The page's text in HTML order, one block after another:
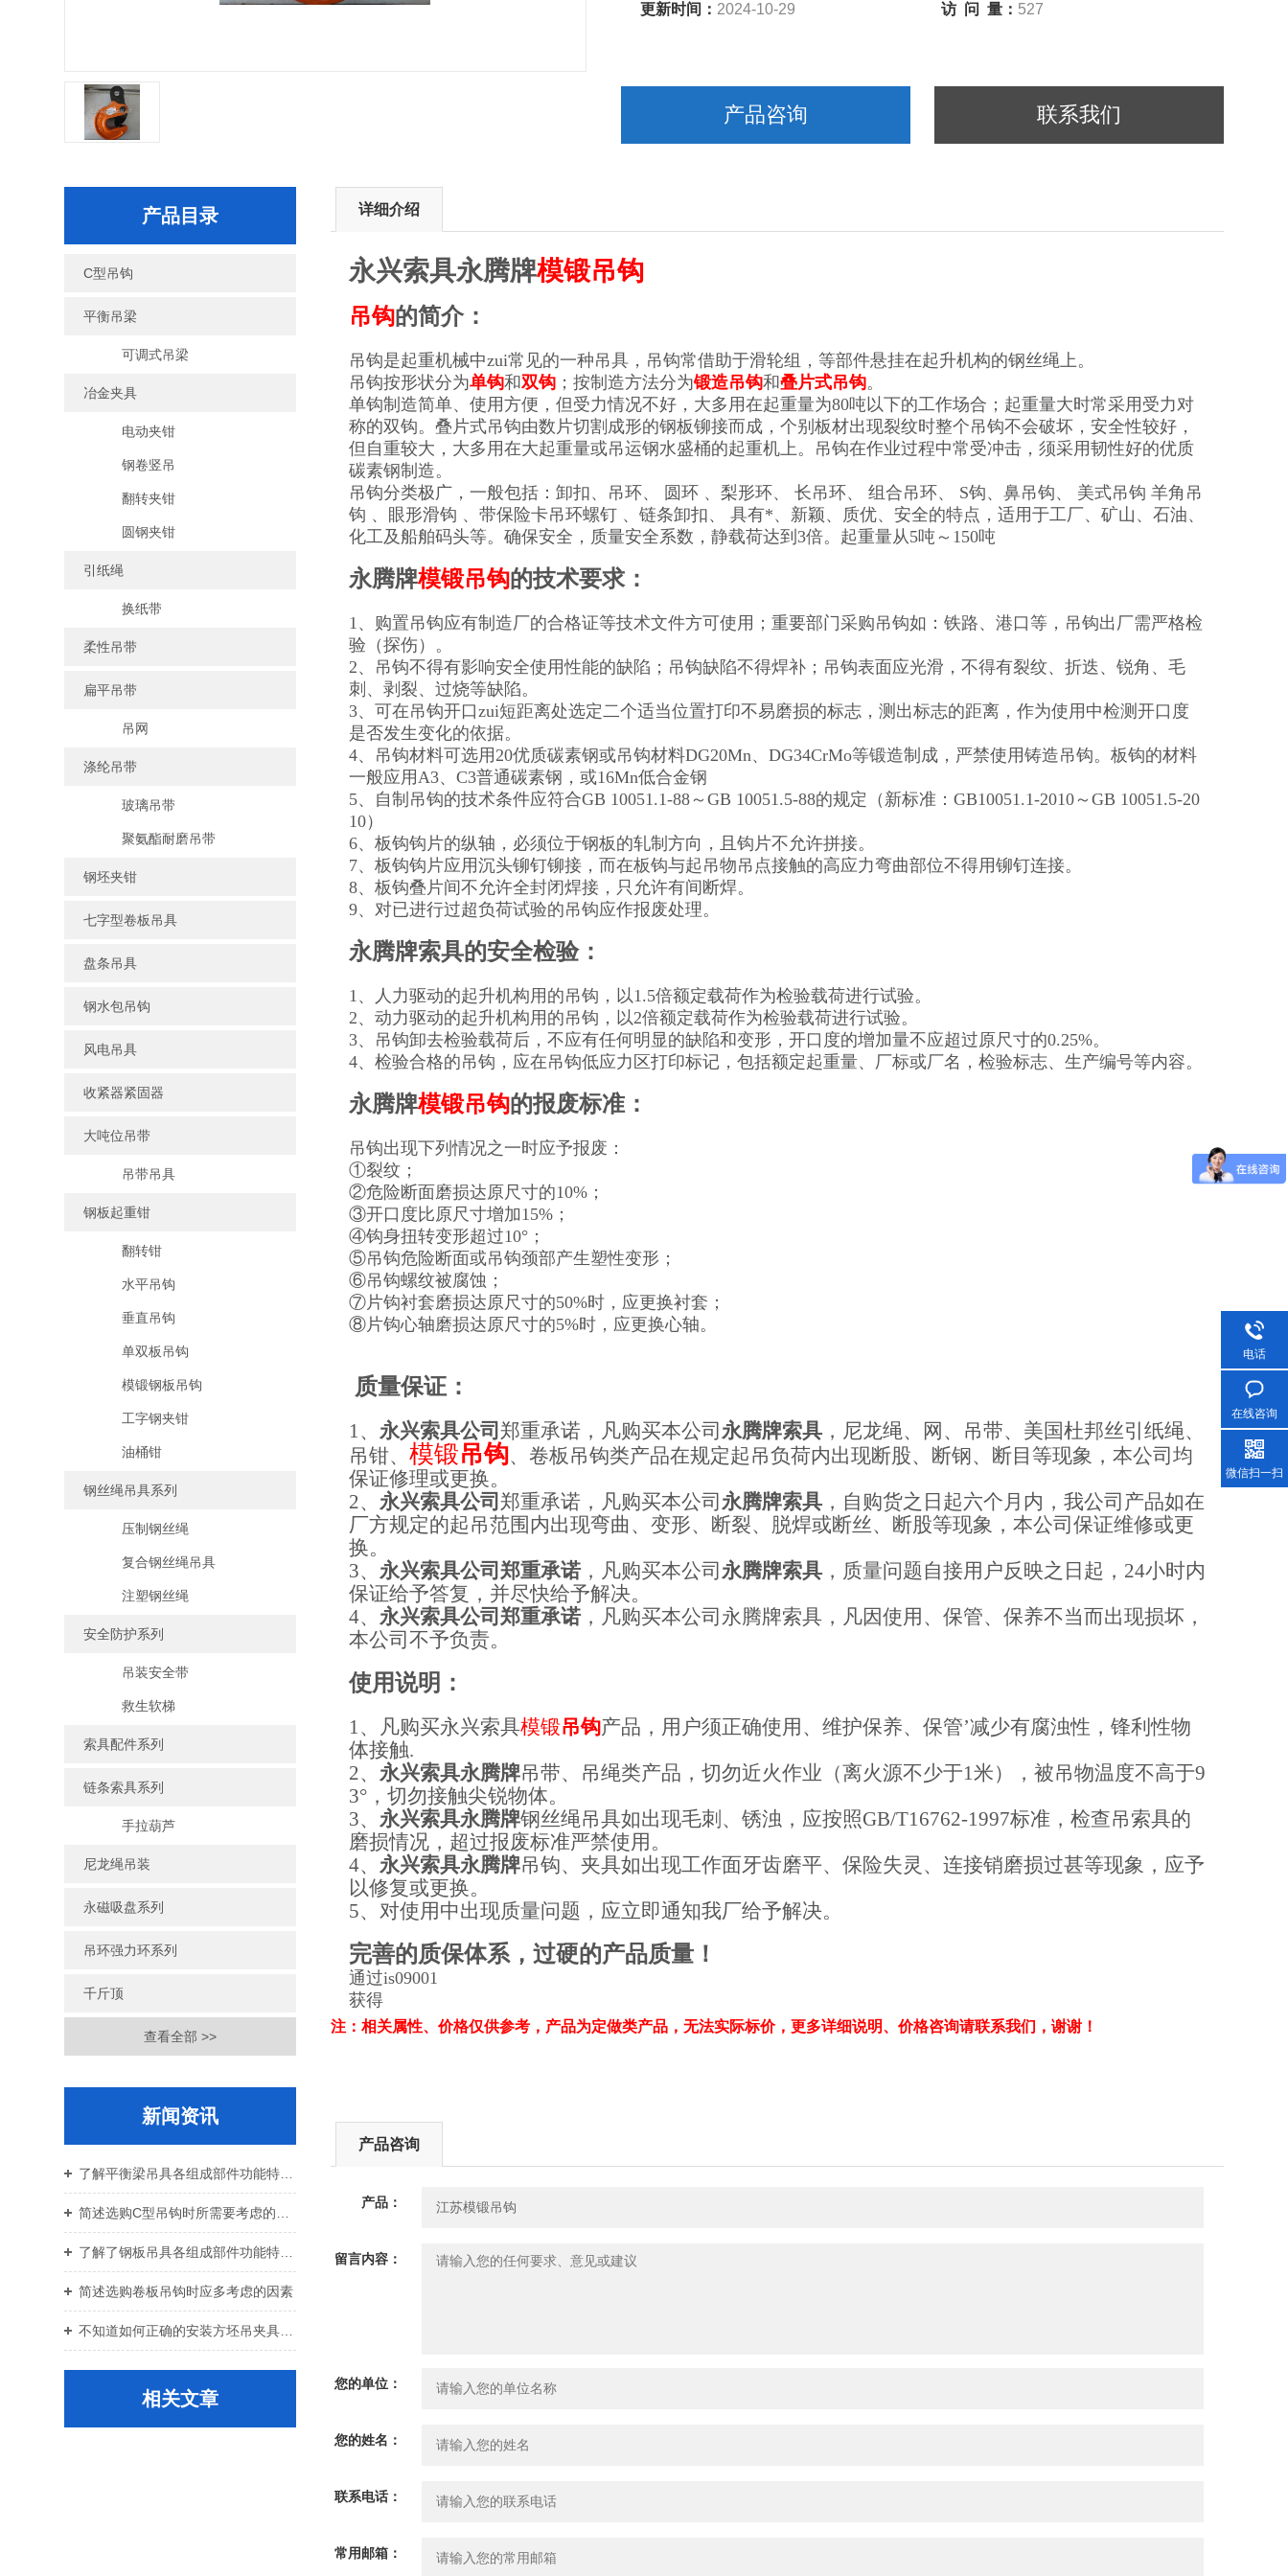
更新时间： 2024-10-29 访 问 量： 527
产品咨询 联系我们
产品目录
C型吊钩
平衡吊梁
可调式吊梁
冶金夹具
电动夹钳
钢卷竖吊
翻转夹钳
圆钢夹钳
引纸绳
换纸带
柔性吊带
扁平吊带
吊网
涤纶吊带
玻璃吊带
聚氨酯耐磨吊带
钢坯夹钳
七字型卷板吊具
盘条吊具
钢水包吊钩
风电吊具
收紧器紧固器
大吨位吊带
吊带吊具
钢板起重钳
翻转钳
水平吊钩
垂直吊钩
单双板吊钩
模锻钢板吊钩
工字钢夹钳
油桶钳
钢丝绳吊具系列
压制钢丝绳
复合钢丝绳吊具
注塑钢丝绳
安全防护系列
吊装安全带
救生软梯
索具配件系列
链条索具系列
手拉葫芦
尼龙绳吊装
永磁吸盘系列
吊环强力环系列
千斤顶
查看全部 >>
新闻资讯
简述选购卷板吊钩时应多考虑的因素
相关文章
详细介绍
永兴索具永腾牌模锻吊钩
吊钩的简介：
吊钩是起重机械中zui常见的一种吊具，吊钩常借助于滑轮组，等部件悬挂在起升机构的钢丝绳上。
吊钩按形状分为单钩和双钩 ；按制造方法分为锻造吊钩和叠片式吊钩。
单钩制造简单、使用方便，但受力情况不好，大多用在起重量为80吨以下的工作场合；起重量大时常采用受力对
称的双钩。叠片式吊钩由数片切割成形的钢板铆接而成，个别板材出现裂纹时整个吊钩不会破坏，安全性较好，
但自重较大，大多用在大起重量或吊运钢水盛桶的起重机上。吊钩在作业过程中常受冲击，须采用韧性好的优质
碳素钢制造。
吊钩分类极广，一般包括：卸扣、吊环、 圆环 、梨形环、 长吊环、 组合吊环、 S钩、鼻吊钩、 美式吊钩 羊角吊
钩 、眼形滑钩 、带保险卡吊环螺钉 、链条卸扣、 具有*、新颖、质优、安全的特点，适用于工厂、矿山、石油、
化工及船舶码头等。确保安全，质量安全系数，静载荷达到3倍。起重量从5吨～150吨
永腾牌模锻吊钩的技术要求：
1、购置吊钩应有制造厂的合格证等技术文件方可使用；重要部门采购吊钩如：铁路、港口等，吊钩出厂需严格检
验（探伤）。
2、吊钩不得有影响安全使用性能的缺陷；吊钩缺陷不得焊补；吊钩表面应光滑，不得有裂纹、折迭、锐角、毛
刺、剥裂、过烧等缺陷。
3、可在吊钩开口zui短距离处选定二个适当位置打印不易磨损的标志，测出标志的距离，作为使用中检测开口度
是否发生变化的依据。
4、吊钩材料可选用20优质碳素钢或吊钩材料DG20Mn、DG34CrMo等锻造制成，严禁使用铸造吊钩。板钩的材料
一般应用A3、C3普通碳素钢，或16Mn低合金钢
5、自制吊钩的技术条件应符合GB 10051.1-88～GB 10051.5-88的规定（新标准：GB10051.1-2010～GB 10051.5-20
10）
6、板钩钩片的纵轴，必须位于钢板的轧制方向，且钩片不允许拼接。
7、板钩钩片应用沉头铆钉铆接，而在板钩与起吊物吊点接触的高应力弯曲部位不得用铆钉连接。
8、板钩叠片间不允许全封闭焊接，只允许有间断焊。
9、对已进行过超负荷试验的吊钩应作报废处理。
永腾牌索具的安全检验：
1、人力驱动的起升机构用的吊钩，以1.5倍额定载荷作为检验载荷进行试验。
2、动力驱动的起升机构用的吊钩，以2倍额定载荷作为检验载荷进行试验。
3、吊钩卸去检验载荷后，不应有任何明显的缺陷和变形，开口度的增加量不应超过原尺寸的0.25%。
4、检验合格的吊钩，应在吊钩低应力区打印标记，包括额定起重量、厂标或厂名，检验标志、生产编号等内容。
永腾牌模锻吊钩的报废标准：
吊钩出现下列情况之一时应予报废：
①裂纹；
②危险断面磨损达原尺寸的10%；
③开口度比原尺寸增加15%；
④钩身扭转变形超过10°；
⑤吊钩危险断面或吊钩颈部产生塑性变形；
⑥吊钩螺纹被腐蚀；
⑦片钩衬套磨损达原尺寸的50%时，应更换衬套；
⑧片钩心轴磨损达原尺寸的5%时，应更换心轴。
质量保证：
1、永兴索具公司郑重承诺，凡购买本公司永腾牌索具 ，尼龙绳、网、吊带、 美国杜邦丝引纸绳、
吊钳、模锻吊钩、卷板吊钩类产品在规定起吊负荷内出现断股、断钢、断目等现象，本公司均
保证修理或更换。
2、永兴索具公司郑重承诺，凡购买本公司永腾牌索具 ，自购货之日起六个月内 ，我公司产品如在
厂方规定的起吊范围内出现弯曲、变形、断裂、脱焊或断丝、断股等现象，本公司保证维修或更
换。
3、永兴索具公司郑重承诺，凡购买本公司永腾牌索具 ，质量问题自接用户反映之日起， 24小时内
保证给予答复 ，并尽快给予解决。
4、永兴索具公司郑重承诺，凡购买本公司永腾牌索具，凡因使用、保管、保养不当而出现损坏，
本公司不予负责。
使用说明：
1、 凡购买永兴索具模锻吊钩产品，用户须正确使用、维护保养、保管’减少有腐浊性，锋利性物
体接触.
2、永兴索具永腾牌吊带、吊绳类产品，切勿近火作业（离火源不少于1米），被吊物温度不高于9
3° ，切勿接触尖锐物体。
3、永兴索具永腾牌钢丝绳吊具如出现毛刺、锈浊，应按照GB/T16762-1997标准，检查吊索具的
磨损情况，超过报废标准严禁使用。
4、永兴索具永腾牌吊钩、夹具如出现工作面牙齿磨平、保险失灵、连接销磨损过甚等现象，应予
以修复或更换。
5、对使用中出现质量问题，应立即通知我厂给予解决。
完善的质保体系，过硬的产品质量！
通过is09001
获得
注：相关属性、价格仅供参考，产品为定做类产品，无法实际标价，更多详细说明、价格咨询请联系我们，谢谢！
产品咨询
产品：
留言内容：
您的单位：
您的姓名：
联系电话：
常用邮箱：
电话
在线咨询
微信扫一扫